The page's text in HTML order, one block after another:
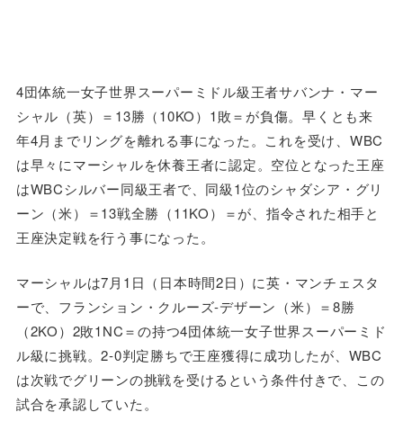
4団体統一女子世界スーパーミドル級王者サバンナ・マー
シャル（英）＝13勝（10KO）1敗＝が負傷。早くとも来
年4月までリングを離れる事になった。これを受け、WBC
は早々にマーシャルを休養王者に認定。空位となった王座
はWBCシルバー同級王者で、同級1位のシャダシア・グリ
ーン（米）＝13戦全勝（11KO）＝が、指令された相手と
王座決定戦を行う事になった。
マーシャルは7月1日（日本時間2日）に英・マンチェスタ
ーで、フランション・クルーズ-デザーン（米）＝8勝
（2KO）2敗1NC＝の持つ4団体統一女子世界スーパーミド
ル級に挑戦。2‐0判定勝ちで王座獲得に成功したが、WBC
は次戦でグリーンの挑戦を受けるという条件付きで、この
試合を承認していた。